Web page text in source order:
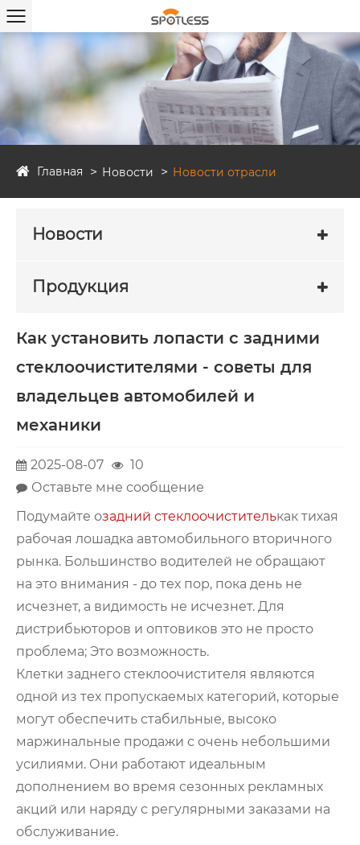
Главная Новости Новости отрасли
Новости
Продукция
Как установить лопасти с задними
стеклоочистителями - советы для
владельцев автомобилей и
механики
2025-08-07
10
Оставьте мне сообщение
Подумайте озадний стеклоочистителькак тихая
рабочая лошадка автомобильного вторичного
рынка. Большинство водителей не обращают
на это внимания - до тех пор, пока день не
исчезнет, ​​а видимость не исчезнет. Для
дистрибьюторов и оптовиков это не просто
проблема; Это возможность.
Клетки заднего стеклоочистителя являются
одной из тех пропускаемых категорий, которые
могут обеспечить стабильные, высоко
маржинальные продажи с очень небольшими
усилиями. Они работают идеальным
дополнением во время сезонных рекламных
акций или наряду с регулярными заказами на
обслуживание.